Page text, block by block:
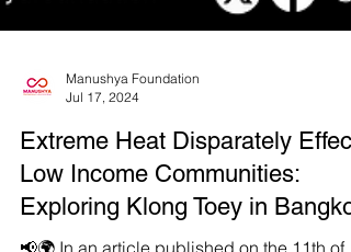
Manushya Foundation
Jul 17, 2024
Extreme Heat Disparately